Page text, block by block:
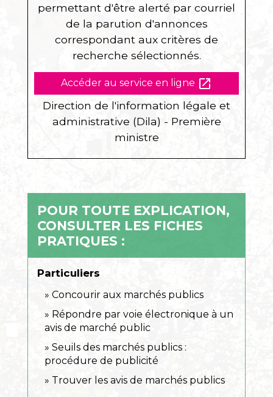
permettant d'être alerté par courriel
de la parution d'annonces
correspondant aux critères de
recherche sélectionnés.
Accéder au service en ligne open_in_new
Direction de l'information légale et
administrative (Dila) - Première
ministre
POUR TOUTE EXPLICATION,
CONSULTER LES FICHES
PRATIQUES :
Particuliers
Concourir aux marchés publics
Répondre par voie électronique à un
avis de marché public
Seuils des marchés publics :
procédure de publicité
Trouver les avis de marchés publics